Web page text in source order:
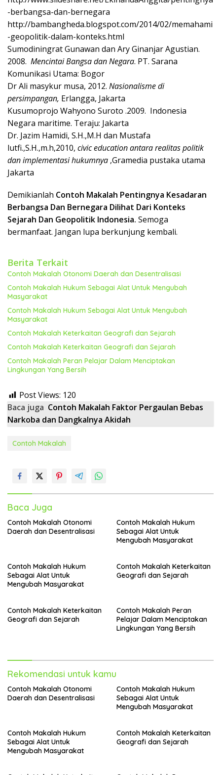
-berbangsa-dan-bernegara
http://bambangheda.blogspot.com/2014/02/memahami
-geopolitik-dalam-konteks.html
Sumodiningrat Gunawan dan Ary Ginanjar Agustian.
2008. Mencintai Bangsa dan Negara. PT. Sarana
Komunikasi Utama: Bogor
Dr Ali masykur musa, 2012. Nasionalisme di
persimpangan, Erlangga, Jakarta
Kusumoprojo Wahyono Suroto .2009. Indonesia
Negara maritime. Teraju: Jakarta
Dr. Jazim Hamidi, S.H.,M.H dan Mustafa
lutfi.,S.H.,m.h,2010, civic education antara realitas politik
dan implementasi hukumnya ,Gramedia pustaka utama
Jakarta
Demikianlah Contoh Makalah Pentingnya Kesadaran
Berbangsa Dan Bernegara Dilihat Dari Konteks
Sejarah Dan Geopolitik Indonesia. Semoga
bermanfaat. Jangan lupa berkunjung kembali.
Berita Terkait
Contoh Makalah Otonomi Daerah dan Desentralisasi
Contoh Makalah Hukum Sebagai Alat Untuk Mengubah
Masyarakat
Contoh Makalah Hukum Sebagai Alat Untuk Mengubah
Masyarakat
Contoh Makalah Keterkaitan Geografi dan Sejarah
Contoh Makalah Keterkaitan Geografi dan Sejarah
Contoh Makalah Peran Pelajar Dalam Menciptakan
Lingkungan Yang Bersih
Post Views: 120
Baca juga Contoh Makalah Faktor Pergaulan Bebas
Narkoba dan Dangkalnya Akidah
Contoh Makalah
Baca Juga
Contoh Makalah Otonomi
Daerah dan Desentralisasi
Contoh Makalah Hukum
Sebagai Alat Untuk
Mengubah Masyarakat
Contoh Makalah Hukum
Sebagai Alat Untuk
Mengubah Masyarakat
Contoh Makalah Keterkaitan
Geografi dan Sejarah
Contoh Makalah Keterkaitan
Geografi dan Sejarah
Contoh Makalah Peran
Pelajar Dalam Menciptakan
Lingkungan Yang Bersih
Rekomendasi untuk kamu
Contoh Makalah Otonomi
Daerah dan Desentralisasi
Contoh Makalah Hukum
Sebagai Alat Untuk
Mengubah Masyarakat
Contoh Makalah Hukum
Sebagai Alat Untuk
Mengubah Masyarakat
Contoh Makalah Keterkaitan
Geografi dan Sejarah